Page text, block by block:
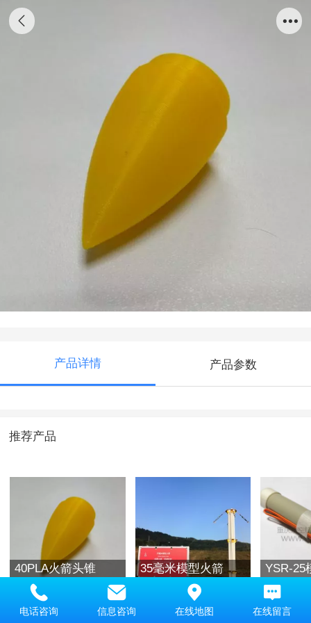
产品详情 产品参数
推荐产品
40PLA火箭头锥 35毫米模型火箭
YSR-25
动机
电话咨询 信息咨询 在线地图 在线留言